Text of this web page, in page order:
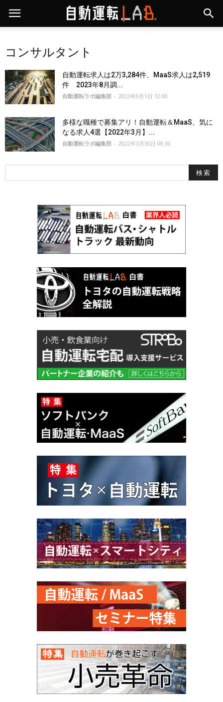
コンサルタント
自動運転求人は2万3,284件、MaaS求人は2,519
件 2023年8月調...
自動運転ラボ編集部 - 2023年9月1日 12:00
多様な職種で募集アリ！自動運転＆MaaS、気に
なる求人4選【2022年3月】...
自動運転ラボ編集部 - 2022年3月30日 08:30